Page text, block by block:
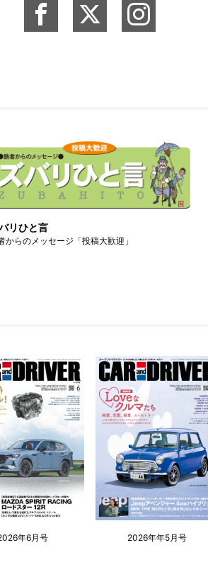
リひと言
からのメッセージ「投稿大歓迎」
年6月号 2026年年5月号